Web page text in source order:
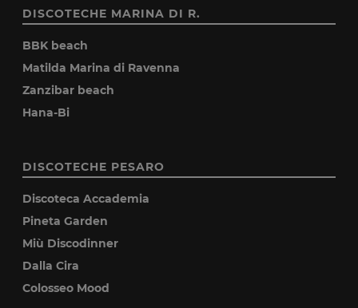
DISCOTECHE MARINA DI R.
BBK beach
Matilda Marina di Ravenna
Zanzibar beach
Hana-Bi
DISCOTECHE PESARO
Discoteca Accademia
Pineta Garden
Miù Discodinner
Dalla Cira
Colosseo Mood